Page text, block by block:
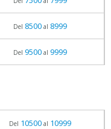
Del 8500al 8999
Del 9500al 9999
Del 10500al 10999